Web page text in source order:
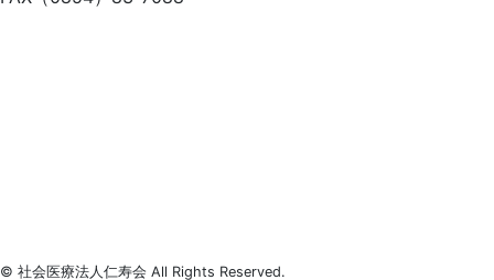
© 社会医療法人仁寿会 All Rights Reserved.